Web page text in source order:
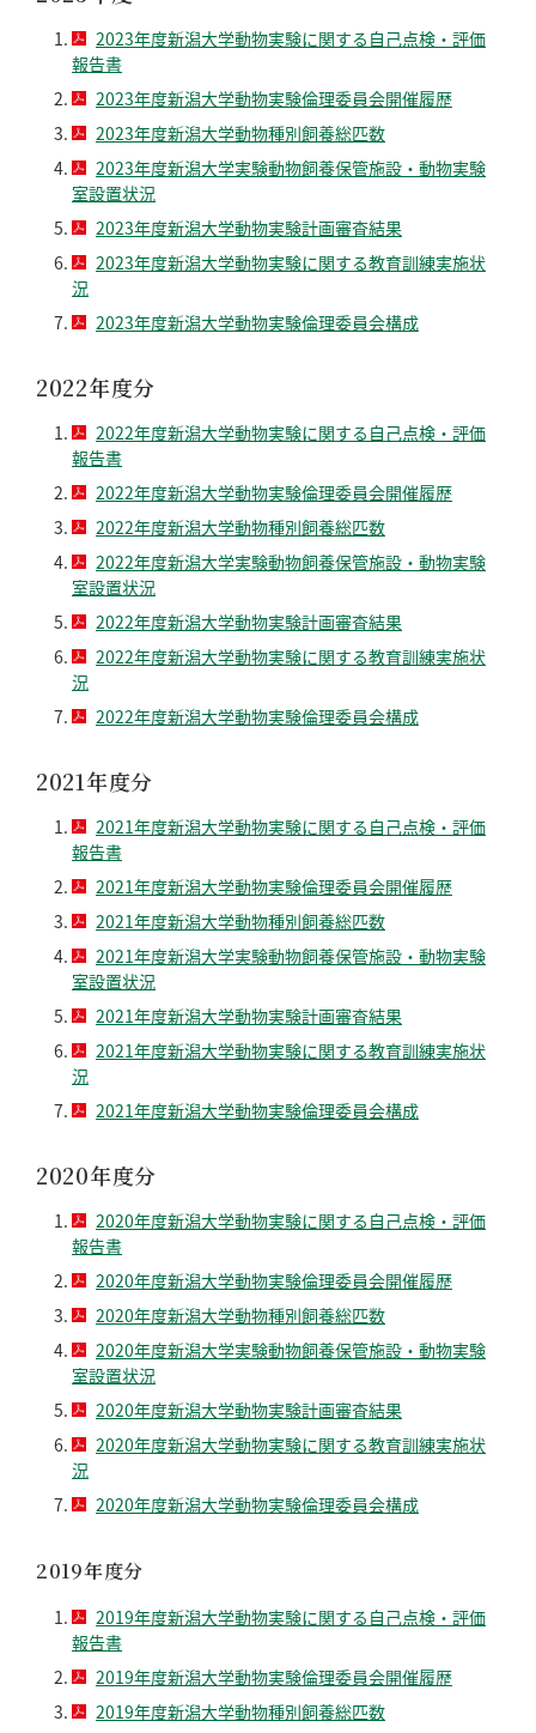
2023年度新潟大学動物実験に関する自己点検・評価
報告書
2023年度新潟大学動物実験倫理委員会開催履歴
2023年度新潟大学動物種別飼養総匹数
2023年度新潟大学実験動物飼養保管施設・動物実験
室設置状況
2023年度新潟大学動物実験計画審査結果
2023年度新潟大学動物実験に関する教育訓練実施状
況
2023年度新潟大学動物実験倫理委員会構成
2022年度分
2022年度新潟大学動物実験に関する自己点検・評価
報告書
2022年度新潟大学動物実験倫理委員会開催履歴
2022年度新潟大学動物種別飼養総匹数
2022年度新潟大学実験動物飼養保管施設・動物実験
室設置状況
2022年度新潟大学動物実験計画審査結果
2022年度新潟大学動物実験に関する教育訓練実施状
況
2022年度新潟大学動物実験倫理委員会構成
2021年度分
2021年度新潟大学動物実験に関する自己点検・評価
報告書
2021年度新潟大学動物実験倫理委員会開催履歴
2021年度新潟大学動物種別飼養総匹数
2021年度新潟大学実験動物飼養保管施設・動物実験
室設置状況
2021年度新潟大学動物実験計画審査結果
2021年度新潟大学動物実験に関する教育訓練実施状
況
2021年度新潟大学動物実験倫理委員会構成
2020年度分
2020年度新潟大学動物実験に関する自己点検・評価
報告書
2020年度新潟大学動物実験倫理委員会開催履歴
2020年度新潟大学動物種別飼養総匹数
2020年度新潟大学実験動物飼養保管施設・動物実験
室設置状況
2020年度新潟大学動物実験計画審査結果
2020年度新潟大学動物実験に関する教育訓練実施状
況
2020年度新潟大学動物実験倫理委員会構成
2019年度分
2019年度新潟大学動物実験に関する自己点検・評価
報告書
2019年度新潟大学動物実験倫理委員会開催履歴
2019年度新潟大学動物種別飼養総匹数